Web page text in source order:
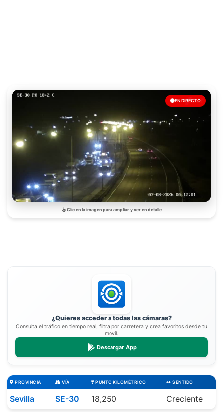
EN DIRECTO
Clic en la imagen para ampliar y ver en detalle
¿Quieres acceder a todas las cámaras?
Consulta el tráfico en tiempo real, filtra por carretera y crea favoritos desde tu
móvil.
Descargar App
PROVINCIA VÍA PUNTO KILOMÉTRICO SENTIDO
Sevilla SE-30 18,250 Creciente